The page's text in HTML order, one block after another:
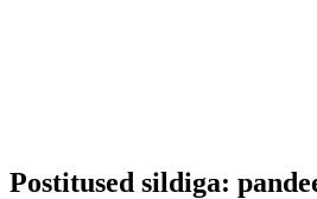
Postitused sildiga: